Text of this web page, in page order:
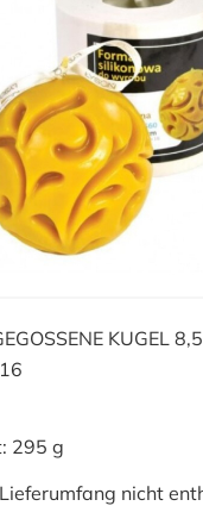
KUGEL
295 g
nicht